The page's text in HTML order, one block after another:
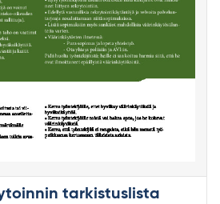
tarkistuslista